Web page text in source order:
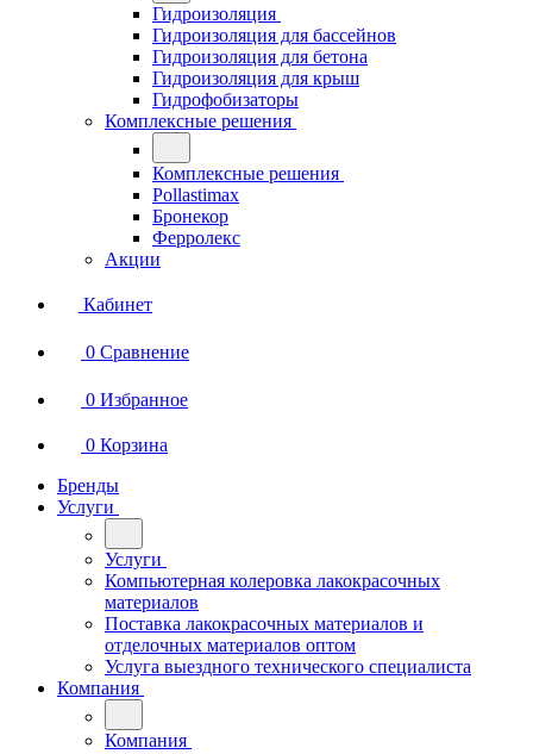
Гидроизоляция
Гидроизоляция для бассейнов
Гидроизоляция для бетона
Гидроизоляция для крыш
Гидрофобизаторы
Комплексные решения
Комплексные решения
Pollastimax
Бронекор
Ферролекс
Акции
Кабинет
0 Сравнение
0 Избранное
0 Корзина
Бренды
Услуги
Услуги
Компьютерная колеровка лакокрасочных
материалов
Поставка лакокрасочных материалов и
отделочных материалов оптом
Услуга выездного технического специалиста
Компания
Компания